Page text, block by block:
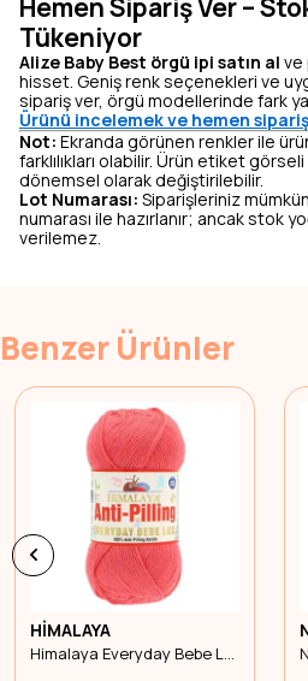
Hemen Sipariş Ver –
Tükeniyor
Alize Baby Best örgü ipi satın al ve
hisset. Geniş renk seçenekleri ve
sipariş ver, örgü modellerinde fark
Ürünü incelemek ve hemen
Not: Ekranda görünen renkler ile
farklılıkları olabilir. Ürün etiket
dönemsel olarak değiştirilebilir.
Lot Numarası: Siparişleriniz
numarası ile hazırlanır; ancak stok
verilemez.
Benzer Ürünler
HİMALAYA
Himalaya Everyday Bebe Lüx 70405